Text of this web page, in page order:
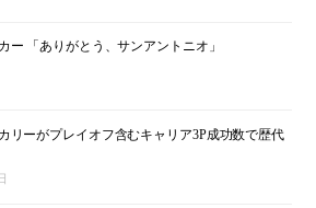
ー 「ありがとう、サンアントニオ」
リーがプレイオフ含むキャリア3P成功数で歴代